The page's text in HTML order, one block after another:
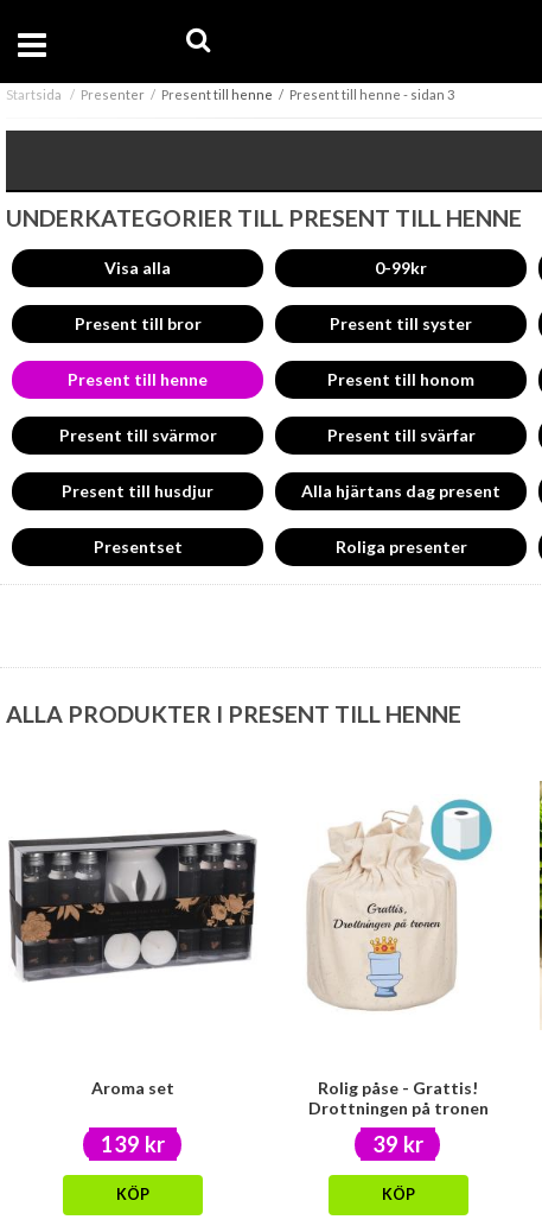
Startsida Presenter Present till henne Present till henne - sidan 3
UNDERKATEGORIER TILL PRESENT TILL HENNE
Visa alla 0-99kr
Present till bror Present till syster
Present till henne Present till honom
Present till svärmor Present till svärfar
Present till husdjur Alla hjärtans dag present
Presentset Roliga presenter
ALLA PRODUKTER I PRESENT TILL HENNE
Aroma set
139 kr
KÖP
Rolig påse - Grattis!
Drottningen på tronen
39 kr
KÖP